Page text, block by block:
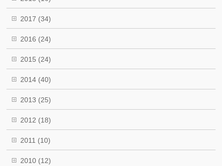
2017 (34)
2016 (24)
2015 (24)
2014 (40)
2013 (25)
2012 (18)
2011 (10)
2010 (12)